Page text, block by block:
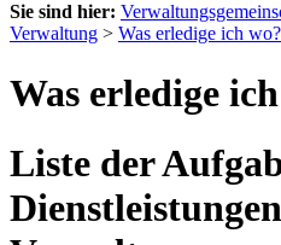
Sie sind hier:
Verwaltung > Was erledige ich wo?
Was erledige
Liste der